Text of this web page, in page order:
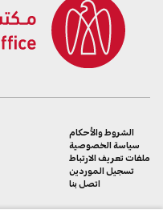
الشروط والأحكام
سياسة الخصوصية
ملفات تعريف الارتباط
تسجيل الموردين
اتصل بنا